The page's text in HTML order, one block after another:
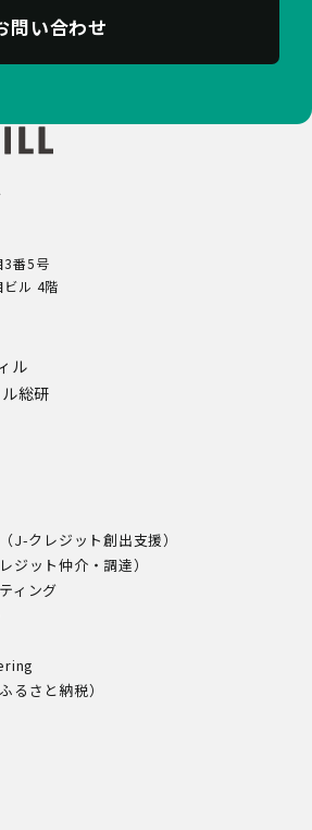
問い合わせ
3番5号
ビル 4階
ル
総研
J-クレジット創出支援）
ジット仲介・調達）
ィング
るさと納税）